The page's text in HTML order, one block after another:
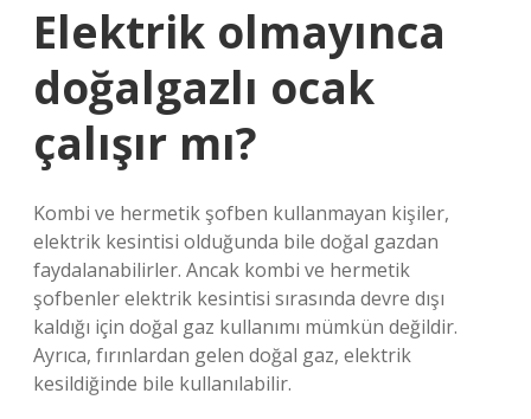
Elektrik olmayınca
doğalgazlı ocak
çalışır mı?
Kombi ve hermetik şofben kullanmayan kişiler,
elektrik kesintisi olduğunda bile doğal gazdan
faydalanabilirler. Ancak kombi ve hermetik
şofbenler elektrik kesintisi sırasında devre dışı
kaldığı için doğal gaz kullanımı mümkün değildir.
Ayrıca, fırınlardan gelen doğal gaz, elektrik
kesildiğinde bile kullanılabilir.